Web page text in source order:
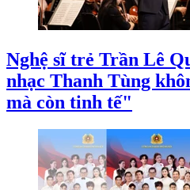
Nghệ sĩ trẻ Trần Lê
nhạc Thanh Tùng
mà còn tinh tế"